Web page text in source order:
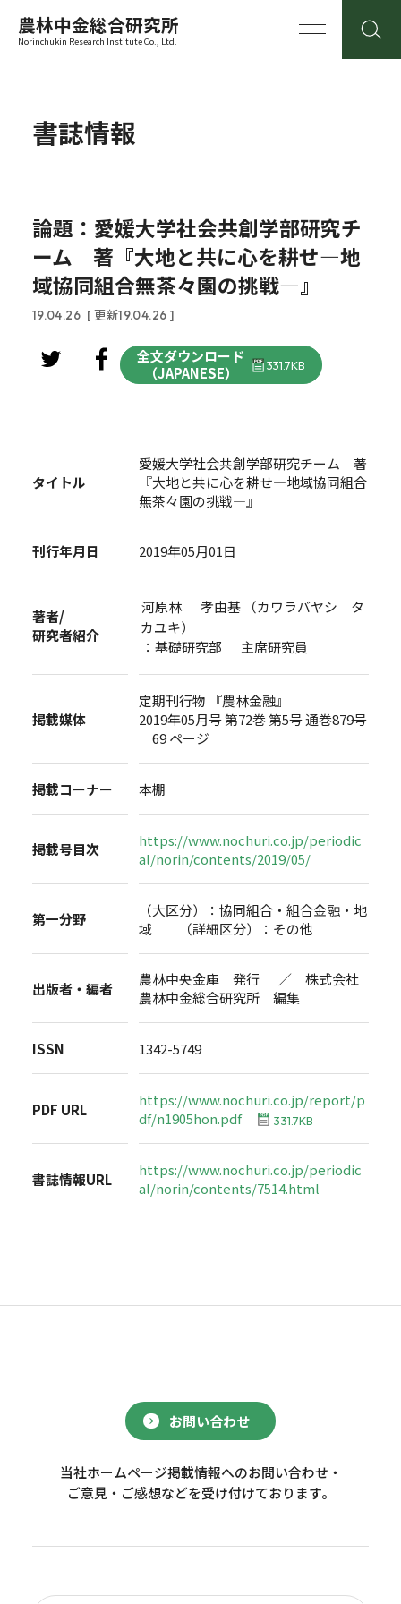
農林中金総合研究所
Norinchukin Research Institute Co., Ltd.
書誌情報
論題：愛媛大学社会共創学部研究チ
ーム 著『大地と共に心を耕せ―地
域協同組合無茶々園の挑戦―』
19.04.26 [ 更新19.04.26 ]
全文ダウンロード
（JAPANESE）
331.7KB
タイトル
愛媛大学社会共創学部研究チーム 著
『大地と共に心を耕せ―地域協同組合
無茶々園の挑戦―』
刊行年月日 2019年05月01日
著者/
研究者紹介
河原林 孝由基 （カワラバヤシ タ
カユキ）
：基礎研究部 主席研究員
掲載媒体
定期刊行物 『農林金融』
2019年05月号 第72巻 第5号 通巻879号
69 ページ
掲載コーナー 本棚
掲載号目次
https://www.nochuri.co.jp/periodic
al/norin/contents/2019/05/
第一分野
（大区分）：協同組合・組合金融・地
域 （詳細区分）：その他
出版者・編者
農林中央金庫 発行 ／ 株式会社
農林中金総合研究所 編集
ISSN 1342-5749
PDF URL
https://www.nochuri.co.jp/report/p
df/n1905hon.pdf
331.7KB
書誌情報URL
https://www.nochuri.co.jp/periodic
al/norin/contents/7514.html
お問い合わせ
当社ホームページ掲載情報へのお問い合わせ・
ご意見・ご感想などを受け付けております。